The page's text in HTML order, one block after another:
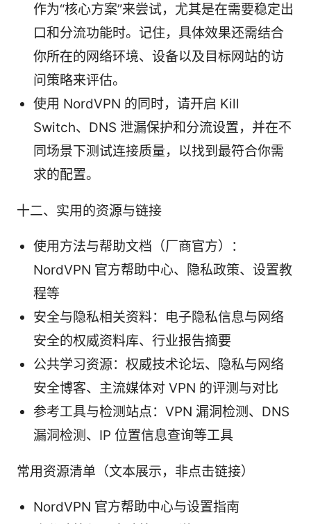
作为“核心方案”来尝试，尤其是在需要稳定出
口和分流功能时。记住，具体效果还需结合
你所在的网络环境、设备以及目标网站的访
问策略来评估。
使用 NordVPN 的同时，请开启 Kill
Switch、DNS 泄漏保护和分流设置，并在不
同场景下测试连接质量，以找到最符合你需
求的配置。
十二、实用的资源与链接
使用方法与帮助文档（厂商官方）：
NordVPN 官方帮助中心、隐私政策、设置教
程等
安全与隐私相关资料：电子隐私信息与网络
安全的权威资料库、行业报告摘要
公共学习资源：权威技术论坛、隐私与网络
安全博客、主流媒体对 VPN 的评测与对比
参考工具与检测站点：VPN 漏洞检测、DNS
漏洞检测、IP 位置信息查询等工具
常用资源清单（文本展示，非点击链接）
NordVPN 官方帮助中心与设置指南